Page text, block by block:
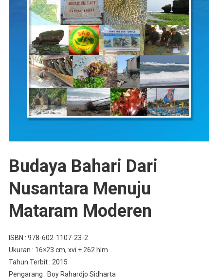
Budaya Bahari Dari
Nusantara Menuju
Mataram Moderen
ISBN : 978-602-1107-23-2
Ukuran : 16×23 cm, xvi + 262 hlm
Tahun Terbit : 2015
Pengarang : Boy Rahardjo Sidharta